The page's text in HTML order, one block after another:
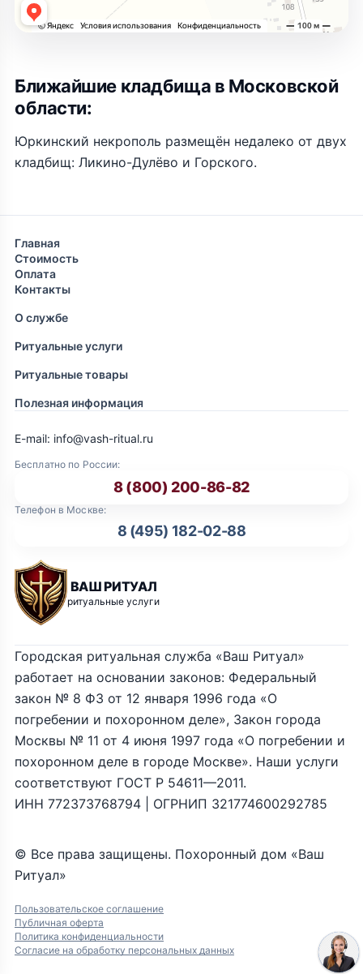
Ближайшие кладбища в Московской
области:
Юркинский некрополь размещён недалеко от двух
кладбищ: Ликино-Дулёво и Горского.
Главная
Стоимость
Оплата
Контакты
О службе
Ритуальные услуги
Ритуальные товары
Полезная информация
ВАШ РИТУАЛ
ритуальные услуги
Бесплатно по России:
8 (800) 200-86-82
Телефон в Москве:
8 (495) 182-02-88
E-mail: info@vash-ritual.ru
© Все права защищены. Похоронный дом «Ваш
Ритуал»
Пользовательское соглашение
Публичная оферта
Политика конфиденциальности
Согласие на обработку персональных данных
Городская ритуальная служба «Ваш Ритуал»
работает на основании законов: Федеральный
закон № 8 ФЗ от 12 января 1996 года «О
погребении и похоронном деле», Закон города
Москвы № 11 от 4 июня 1997 года «О погребении и
похоронном деле в городе Москве». Наши услуги
соответствуют ГОСТ Р 54611—2011.
ИНН 772373768794 | ОГРНИП 321774600292785